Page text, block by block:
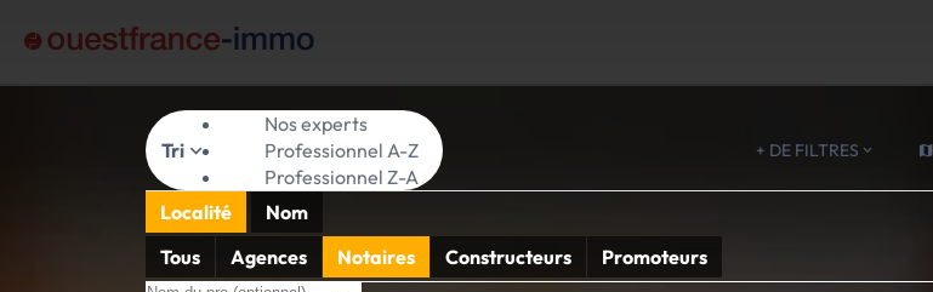
Tri
Nos experts
Professionnel A-Z
Professionnel Z-A
+ DE FILTRES
Localité
Nom
Tous
Agences Notaires Constructeurs
Promoteurs